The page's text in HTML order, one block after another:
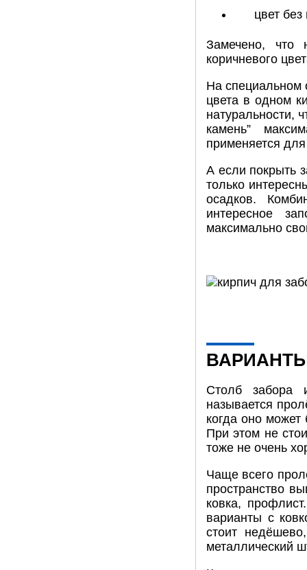
цвет
Замечено, что
коричневого
На специальном
цвета в одном
натуральности,
камень”
применяется
А если покрыть
только
осадков.
интересное
максимально
Столб забора
называется
когда оно может
При этом не
тоже не очень
Чаще всего
пространство
ковка,
варианты с
стоит
металлический